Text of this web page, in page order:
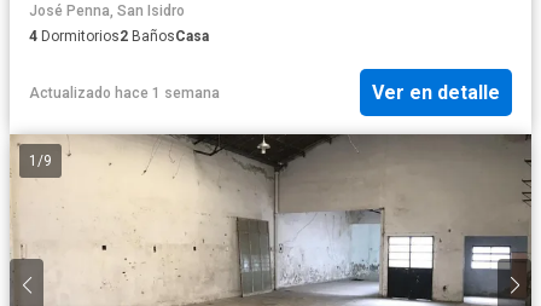
José Penna, San Isidro
4 Dormitorios2 BañosCasa
Actualizado hace 1 semana Ver en detalle
1 /9